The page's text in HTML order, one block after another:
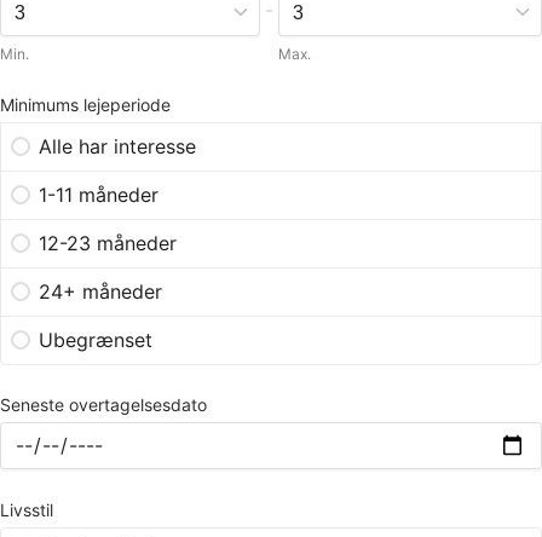
Min.
-
Max.
Minimums lejeperiode
Alle har interesse
1-11 måneder
12-23 måneder
24+ måneder
Ubegrænset
Seneste overtagelsesdato
Livsstil